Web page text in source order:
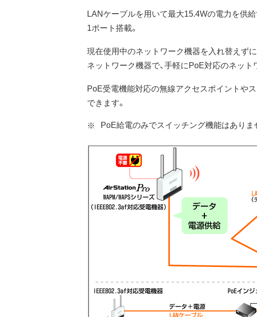
LANケーブルを用いて最大15.4Wの電力を供
1ポート搭載。
現在使用中のネットワーク機器を入れ替えず
ネットワーク機器で、手軽にPoE対応のネッ
PoE受電機能対応の無線アクセスポイントや
できます。
PoE給電のみでスイッチング機能はありま